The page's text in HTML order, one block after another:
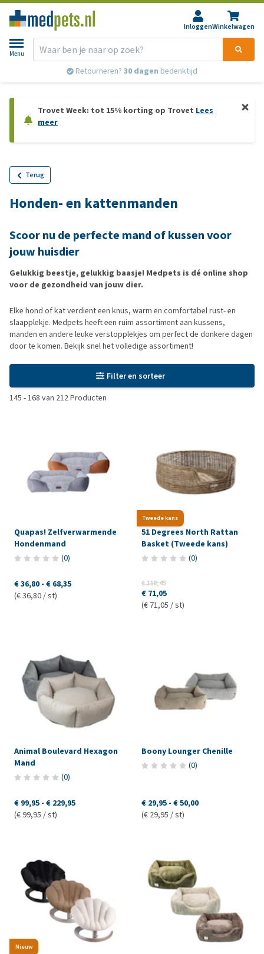
InloggenWinkelwagen
Menu
Retourneren? 30 dagen bedenktijd
Trovet Week: tot 15% korting op Trovet Lees
meer
Terug
Honden- en kattenmanden
Scoor nu de perfecte mand of kussen voor
jouw huisdier
Gelukkig beestje, gelukkig baasje! Medpets is dé online shop
voor de gezondheid van jouw dier.
Elke hond of kat verdient een knus, warm en comfortabel rust- en
slaapplekje. Medpets heeft een ruim assortiment aan kussens,
manden en andere leuke verstopplekjes om perfect de donkere dagen
door te komen. Bekijk snel het volledige assortiment!
Filter en sorteer
145 -168 van 212Producten
Quapas! Zelfverwarmende
Hondenmand
(0)
€ 36,80 - € 68,35
(€ 36,80 / st)
Tweede kans
51 Degrees North Rattan
Basket (Tweede kans)
(0)
€ 118,45
€ 71,05
(€ 71,05 / st)
Animal Boulevard Hexagon
Mand
(0)
€ 99,95 - € 229,95
(€ 99,95 / st)
Boony Lounger Chenille
(0)
€ 29,95 - € 50,00
(€ 29,95 / st)
Nieuw